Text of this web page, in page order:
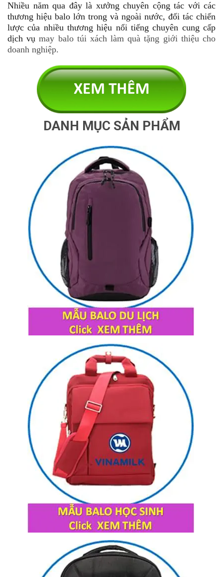
Nhiều năm qua đây là xưởng chuyên cộng tác với các
thương hiệu balo lớn trong và ngoài nước, đối tác chiến
lược của nhiều thương hiệu nổi tiếng chuyên cung cấp
dịch vụmay balo túi xách làm quà tặng giới thiệu cho
doanh nghiệp.
DANH MỤC SẢN PHẨM